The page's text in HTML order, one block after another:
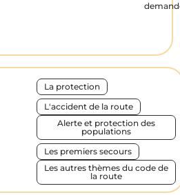
La protection
L'accident de la route
Alerte et protection des
populations
Les premiers secours
Les autres thèmes du code de
la route